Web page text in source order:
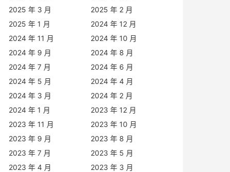
2025 年 3 月
2025 年 2 月
2025 年 1 月
2024 年 12 月
2024 年 11 月
2024 年 10 月
2024 年 9 月
2024 年 8 月
2024 年 7 月
2024 年 6 月
2024 年 5 月
2024 年 4 月
2024 年 3 月
2024 年 2 月
2024 年 1 月
2023 年 12 月
2023 年 11 月
2023 年 10 月
2023 年 9 月
2023 年 8 月
2023 年 7 月
2023 年 5 月
2023 年 4 月
2023 年 3 月